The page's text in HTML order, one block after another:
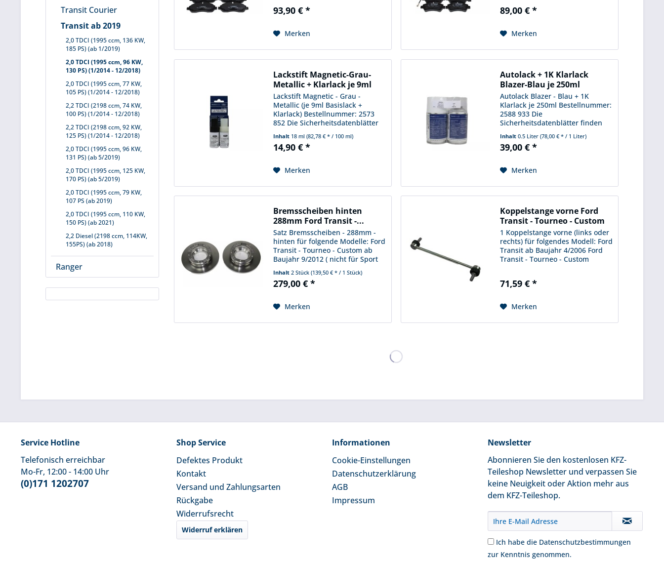
Transit Courier
Transit ab 2019
2,0 TDCI (1995 ccm, 136 KW,
185 PS) (ab 1/2019)
2,0 TDCI (1995 ccm, 96 KW,
130 PS) (1/2014 - 12/2018)
2,0 TDCI (1995 ccm, 77 KW,
105 PS) (1/2014 - 12/2018)
2,2 TDCI (2198 ccm, 74 KW,
100 PS) (1/2014 - 12/2018)
2,2 TDCI (2198 ccm, 92 KW,
125 PS) (1/2014 - 12/2018)
2,0 TDCI (1995 ccm, 96 KW,
131 PS) (ab 5/2019)
2,0 TDCI (1995 ccm, 125 KW,
170 PS) (ab 5/2019)
2,0 TDCI (1995 ccm, 79 KW,
107 PS (ab 2019)
2,0 TDCI (1995 ccm, 110 KW,
150 PS) (ab 2021)
2,2 Diesel (2198 ccm, 114KW,
155PS) (ab 2018)
Ranger
hinten ) Bestellnummer: 2600 764
93,90 € *
Merken
hinten ) Bestellnummer: 2600 772
89,00 € *
Merken
Lackstift Magnetic-Grau-
Metallic + Klarlack je 9ml
Lackstift Magnetic - Grau -
Metallic (je 9ml Basislack +
Klarlack) Bestellnummer: 2573
852 Die Sicherheitsdatenblätter
http://www.msds.ford.com/
Inhalt 18 ml(82,78 € * / 100 ml)
14,90 € *
Merken
Autolack + 1K Klarlack
Blazer-Blau je 250ml
Autolack Blazer - Blau + 1K
Klarlack je 250ml Bestellnummer:
2588 933 Die
Sicherheitsdatenblätter finden
http://www.msds.ford.com/
Inhalt0.5 Liter(78,00 € * / 1 Liter)
39,00 € *
Merken
Bremsscheiben hinten
288mm Ford Transit -...
Satz Bremsscheiben - 288mm -
hinten für folgende Modelle: Ford
Transit - Tourneo - Custom ab
Baujahr 9/2012 ( nicht für Sport
1/2014 ( nur für Frontantrieb
Serie 250 + 260 + 270 + 280 + 290
Inhalt2 Stück(139,50 € * / 1 Stück)
279,00 € *
Merken
Koppelstange vorne Ford
Transit - Tourneo - Custom
1 Koppelstange vorne (links oder
rechts) für folgendes Modell: Ford
Transit ab Baujahr 4/2006 Ford
Transit - Tourneo - Custom
71,59 € *
Merken
Service Hotline
Telefonisch erreichbar
Mo-Fr, 12:00 - 14:00 Uhr
(0)171 1202707
Shop Service
Defektes Produkt
Kontakt
Versand und Zahlungsarten
Rückgabe
Widerrufsrecht
Widerruf erklären
Informationen
Cookie-Einstellungen
Datenschutzerklärung
AGB
Impressum
Newsletter
Abonnieren Sie den kostenlosen KFZ-
Teileshop Newsletter und verpassen Sie
keine Neuigkeit oder Aktion mehr aus
dem KFZ-Teileshop.
Ich habe die Datenschutzbestimmungen
zur Kenntnis genommen.